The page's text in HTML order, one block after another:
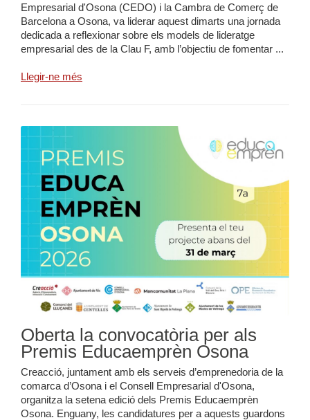
Empresarial d'Osona (CEDO) i la Cambra de Comerç de
Barcelona a Osona, va liderar aquest dimarts una jornada
dedicada a reflexionar sobre els models de lideratge
empresarial des de la Clau F, amb l’objectiu de fomentar ...
Llegir-ne més
Oberta la convocatòria per als
Premis Educaemprèn Osona
Creacció, juntament amb els serveis d’emprenedoria de la
comarca d’Osona i el Consell Empresarial d'Osona,
organitza la setena edició dels Premis Educaemprèn
Osona. Enguany, les candidatures per a aquests guardons